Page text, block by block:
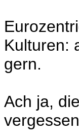
Kulturen:
gern.
Ach ja,